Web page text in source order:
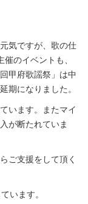
気ですが、歌の仕
のイベントも、
甲府歌謡祭」は中
期になりました。
います。またマイ
が断たれていま
ご支援をして頂く
います。